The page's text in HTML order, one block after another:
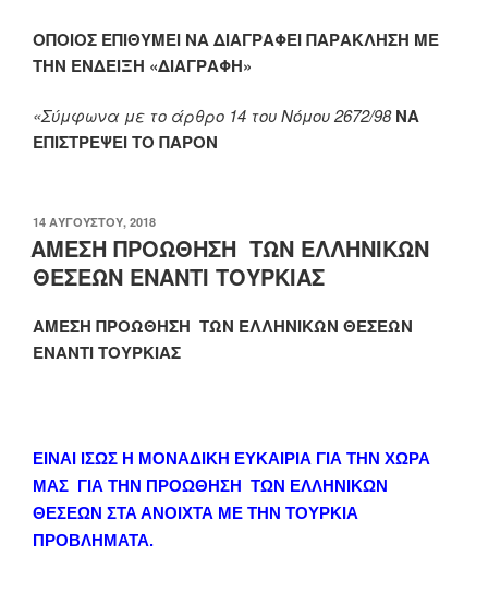
ΟΠΟΙΟΣ ΕΠΙΘΥΜΕΙ ΝΑ ΔΙΑΓΡΑΦΕΙ ΠΑΡΑΚΛΗΣΗ ΜΕ
ΤΗΝ ΕΝΔΕΙΞΗ «ΔΙΑΓΡΑΦΗ»
«Σύμφωνα με το άρθρο 14 του Νόμου 2672/98ΝΑ
ΕΠΙΣΤΡΕΨΕΙ ΤΟ ΠΑΡΟΝ
ΔΗΜΟΣΙΕΎΤΗΚΕ
ΣΤΙΣ
14 ΑΥΓΟΎΣΤΟΥ, 2018
ΑΜΕΣΗ ΠΡΟΩΘΗΣΗ ΤΩΝ ΕΛΛΗΝΙΚΩΝ
ΘΕΣΕΩΝ ΕΝΑΝΤΙ ΤΟΥΡΚΙΑΣ
ΑΜΕΣΗ ΠΡΟΩΘΗΣΗ ΤΩΝ ΕΛΛΗΝΙΚΩΝ ΘΕΣΕΩΝ
ΕΝΑΝΤΙ ΤΟΥΡΚΙΑΣ
ΕΙΝΑΙ ΙΣΩΣ Η ΜΟΝΑΔΙΚΗ ΕΥΚΑΙΡΙΑ ΓΙΑ ΤΗΝ ΧΩΡΑ
ΜΑΣ ΓΙΑ ΤΗΝ ΠΡΟΩΘΗΣΗ ΤΩΝ ΕΛΛΗΝΙΚΩΝ
ΘΕΣΕΩΝ ΣΤΑ ΑΝΟΙΧΤΑ ΜΕ ΤΗΝ ΤΟΥΡΚΙΑ
ΠΡΟΒΛΗΜΑΤΑ.